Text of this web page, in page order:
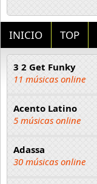
INICIO TOP
3 2 Get Funky
11 músicas online
Acento Latino
5 músicas online
Adassa
30 músicas online